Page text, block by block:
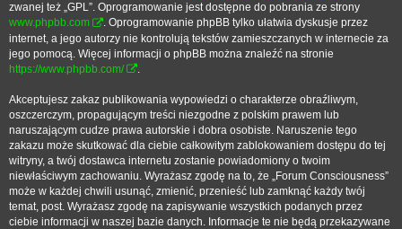
zwanej też „GPL”. Oprogramowanie jest dostępne do pobrania ze strony
www.phpbb.com
. Oprogramowanie phpBB tylko ułatwia dyskusje przez
internet, a jego autorzy nie kontrolują tekstów zamieszczanych w internecie za
jego pomocą. Więcej informacji o phpBB można znaleźć na stronie
https://www.phpbb.com/
Akceptujesz zakaz publikowania wypowiedzi o charakterze obraźliwym,
oszczerczym, propagującym treści niezgodne z polskim prawem lub
naruszającym cudze prawa autorskie i dobra osobiste. Naruszenie tego
zakazu może skutkować dla ciebie całkowitym zablokowaniem dostępu do tej
witryny, a twój dostawca internetu zostanie powiadomiony o twoim
niewłaściwym zachowaniu. Wyrażasz zgodę na to, że „Forum Consciousness”
może w każdej chwili usunąć, zmienić, przenieść lub zamknąć każdy twój
temat, post. Wyrażasz zgodę na zapisywanie wszystkich podanych przez
ciebie informacji w naszej bazie danych. Informacje te nie będą przekazywane